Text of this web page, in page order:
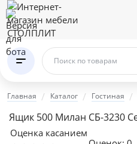
Поиск по товарам
Главная Каталог Гостиная
Ящик 500 Милан СБ-3230
Оценка касанием